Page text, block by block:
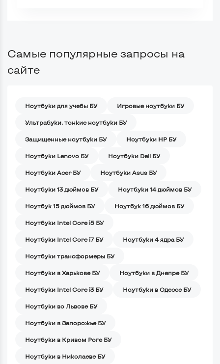
Самые популярные запросы на
сайте
Ноутбуки для учебы БУ Игровые ноутбуки БУ
Ультрабуки, тонкие ноутбуки БУ
Защищенные ноутбуки БУ Ноутбуки HP БУ
Ноутбуки Lenovo БУ Ноутбуки Dell БУ
Ноутбуки Acer БУ Ноутбуки Asus БУ
Ноутбуки 13 дюймов БУ Ноутбуки 14 дюймов БУ
Ноутбук 15 дюймов БУ Ноутбук 16 дюймов БУ
Ноутбуки Intel Core i5 БУ
Ноутбуки Intel Core i7 БУ Ноутбуки 4 ядра БУ
Ноутбуки трансформеры БУ
Ноутбуки в Харькове БУ Ноутбуки в Днепре БУ
Ноутбуки Intel Core i3 БУ Ноутбуки в Одессе БУ
Ноутбуки во Львове БУ
Ноутбуки в Запорожье БУ
Ноутбуки в Кривом Роге БУ
Ноутбуки в Николаеве БУ